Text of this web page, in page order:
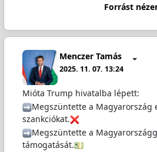
Forrást
Menczer Tamás
2025. 11. 07. 13:24
Mióta Trump hivatalba lépett:
️Megszüntette a Magyarország
szankciókat.
️Megszüntette a
támogatását.